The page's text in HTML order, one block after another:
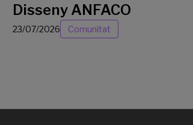
Disseny ANFACO
23/07/2026 Comunitat